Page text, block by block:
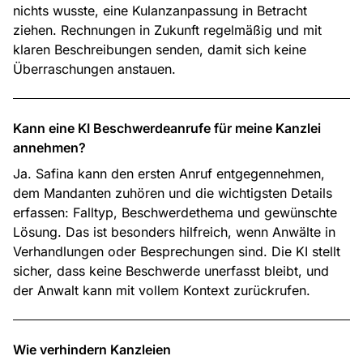
nichts wusste, eine Kulanzanpassung in Betracht
ziehen. Rechnungen in Zukunft regelmäßig und mit
klaren Beschreibungen senden, damit sich keine
Überraschungen anstauen.
Kann eine KI Beschwerdeanrufe für meine Kanzlei
annehmen?
Ja. Safina kann den ersten Anruf entgegennehmen,
dem Mandanten zuhören und die wichtigsten Details
erfassen: Falltyp, Beschwerdethema und gewünschte
Lösung. Das ist besonders hilfreich, wenn Anwälte in
Verhandlungen oder Besprechungen sind. Die KI stellt
sicher, dass keine Beschwerde unerfasst bleibt, und
der Anwalt kann mit vollem Kontext zurückrufen.
Wie verhindern Kanzleien